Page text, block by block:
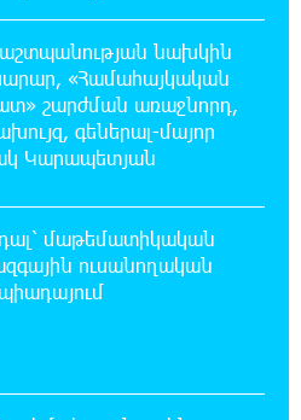
կարիք ունի Ավետիք
խելացի, աշխատասեր և
Մանվելյան
ԱՅՍ ՕՐԸ (6 օգոստոսի).
Հյուսիս-Հարավ
մեկնարկը. «Փաստ»
նախկին
«Համահայկական
շարժման առաջնորդ,
գեներալ-մայոր
Կարապետյան
մաթեմատիկական
ուսանողական